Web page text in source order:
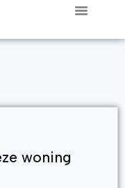
woning